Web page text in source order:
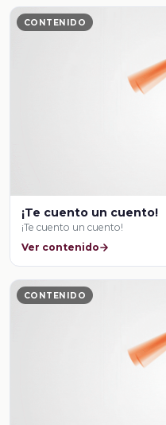
CONTENIDO
¡Te cuento un cuento!
¡Te cuento un cuento!
Ver contenido
CONTENIDO